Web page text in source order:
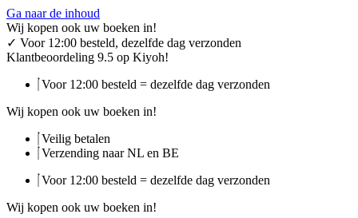
Ga naar de inhoud
Wij kopen ook uw boeken in!
✓ Voor 12:00 besteld, dezelfde dag verzonden
Klantbeoordeling 9.5 op Kiyoh!
Voor 12:00 besteld = dezelfde dag verzonden
Wij kopen ook uw boeken in!
Veilig betalen
Verzending naar NL en BE
Voor 12:00 besteld = dezelfde dag verzonden
Wij kopen ook uw boeken in!